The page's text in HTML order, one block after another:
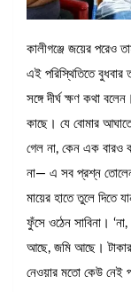
কালীগঞ্জে জয়ের পরেও
এই পরিস্থিতিতে বুধবার
সঙ্গে দীর্ঘ ক্ষণ কথা
কাছে। যে বোমার
গেল না, কেন এক বারও
না— এ সব প্রশ্ন তোলেন
মায়ের হাতে তুলে দিতে
ফুঁসে ওঠেন সাবিনা। ‘না,
আছে, জমি আছে। টাকার
নেওয়ার মতো কেউ নেই